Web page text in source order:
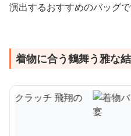
演出するおすすめのバッグで
着物に合う鶴舞う雅な